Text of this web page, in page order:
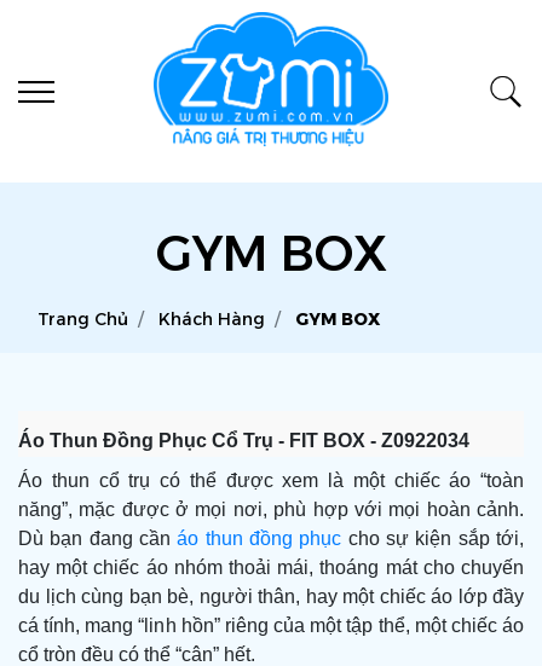
GYM BOX
Trang Chủ Khách Hàng GYM BOX
Áo Thun Đồng Phục Cổ Trụ - FIT BOX - Z0922034
Áo thun cổ trụ có thể được xem là một chiếc áo “toàn
năng”, mặc được ở mọi nơi, phù hợp với mọi hoàn cảnh.
Dù bạn đang cầnáo thun đồng phục cho sự kiện sắp tới,
hay một chiếc áo nhóm thoải mái, thoáng mát cho chuyến
du lịch cùng bạn bè, người thân, hay một chiếc áo lớp đầy
cá tính, mang “linh hồn” riêng của một tập thể, một chiếc áo
cổ tròn đều có thể “cân” hết.